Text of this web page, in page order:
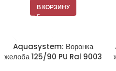
В КОРЗИНУ
Aquasystem: Воронка
желоба 125/90 PU Ral 9003